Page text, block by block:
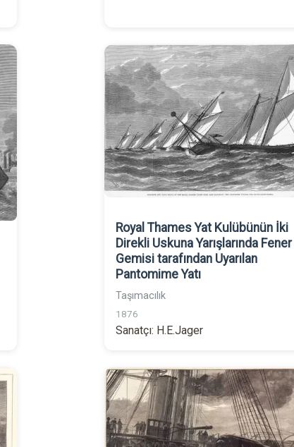
Royal Thames Yat Kulübünün İki
Direkli Uskuna Yarışlarında Fener
Gemisi tarafından Uyarılan
Pantomime Yatı
Taşımacılık
1876
Sanatçı: H.E.Jager